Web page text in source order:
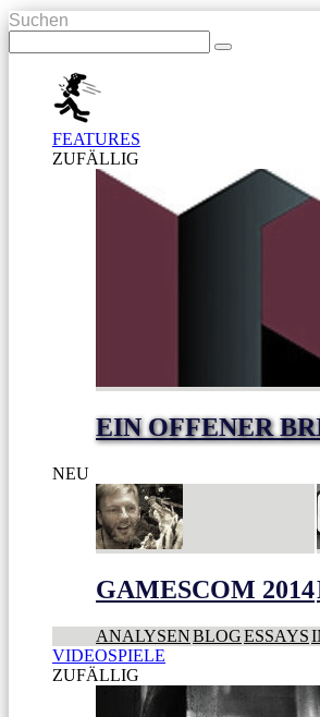
Suchen
FEATURES
ZUFÄLLIG
EIN OFFENER
NEU
GAMESCOM 2014
ANALYSENBLOGESSAYS
VIDEOSPIELE
ZUFÄLLIG